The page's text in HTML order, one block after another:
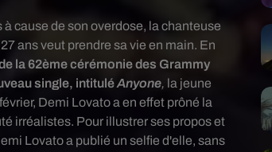
à cause de son overdose, la chanteuse
ans veut prendre sa vie en main. En
la 62ème cérémonie des Grammy
single, intituléAnyone, la jeune
Demi Lovato a en effet prôné la
irréalistes. Pour illustrer ses propos et
Lovato a publié un selfie d'elle, sans